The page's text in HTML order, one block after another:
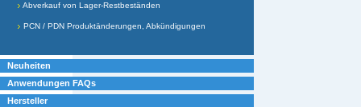
Abverkauf von Lager-Restbeständen
PCN / PDN Produktänderungen, Abkündigungen
Neuheiten
Anwendungen FAQs
Hersteller